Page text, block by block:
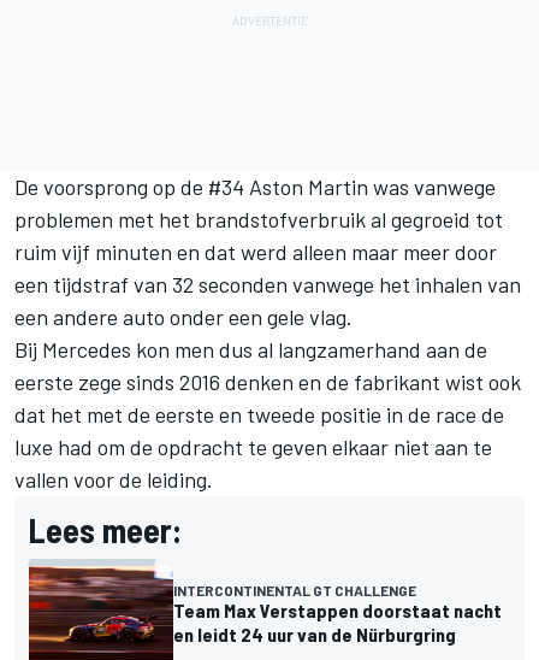
De voorsprong op de #34 Aston Martin was vanwege
problemen met het brandstofverbruik al gegroeid tot
ruim vijf minuten en dat werd alleen maar meer door
een tijdstraf van 32 seconden vanwege het inhalen van
een andere auto onder een gele vlag.
Bij Mercedes kon men dus al langzamerhand aan de
eerste zege sinds 2016 denken en de fabrikant wist ook
dat het met de eerste en tweede positie in de race de
luxe had om de opdracht te geven elkaar niet aan te
vallen voor de leiding.
Lees meer:
INTERCONTINENTAL GT CHALLENGE
Team Max Verstappen doorstaat nacht
en leidt 24 uur van de Nürburgring